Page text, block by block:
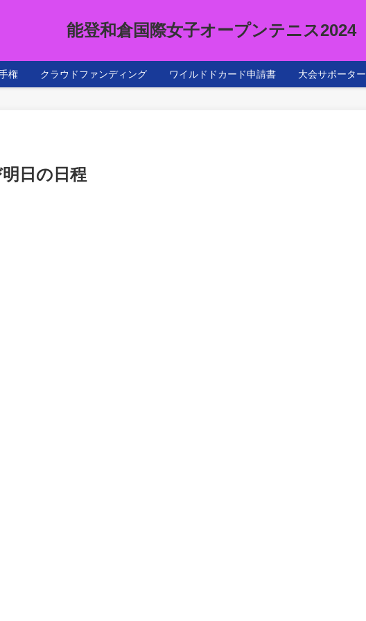
能登和倉国際女子オープンテニス2024
権 クラウドファンディング ワイルドドカード申請書 大会サポーター
日の日程